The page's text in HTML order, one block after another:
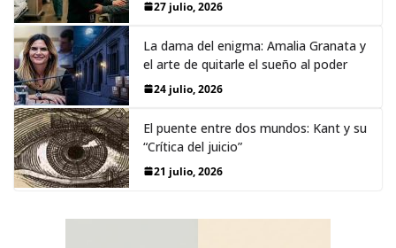
27 julio, 2026
La dama del enigma: Amalia Granata y
el arte de quitarle el sueño al poder
24 julio, 2026
El puente entre dos mundos: Kant y su
“Crítica del juicio”
21 julio, 2026